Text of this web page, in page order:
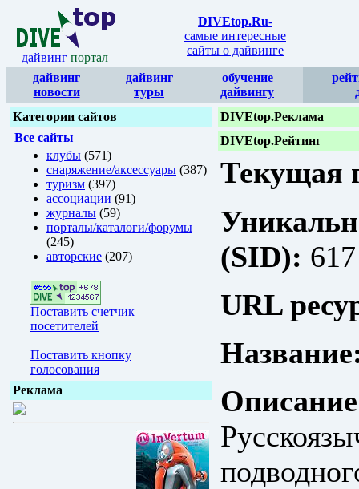
дайвинг портал
DIVEtop.Ru-
самые интересные
сайты о дайвинге
дайвинг
новости
дайвинг
туры
обучение
дайвингу
Категории сайтов
Все сайты
клубы (571)
снаряжение/аксессуары (387)
туризм (397)
ассоциации (91)
журналы (59)
порталы/каталоги/форумы
(245)
авторские (207)
Поставить счетчик
посетителей
Поставить кнопку
голосования
Реклама
DIVEtop.Реклама
DIVEtop.Рейтинг
Текущая
(SID): 617
URL